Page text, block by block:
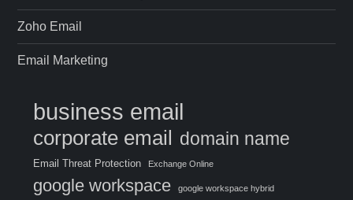
Zoho Email
Email Marketing
business email
corporate email domain name
Email Threat Protection Exchange Online
google workspace google workspace hybrid